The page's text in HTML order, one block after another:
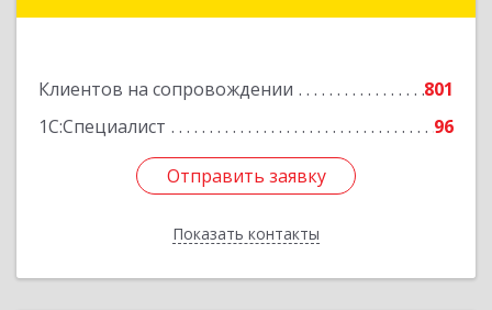
Клиентов на сопровождении
801
1С:Специалист
96
Отправить заявку
Показать контакты
Подробнее
Отправить заявку
Назад